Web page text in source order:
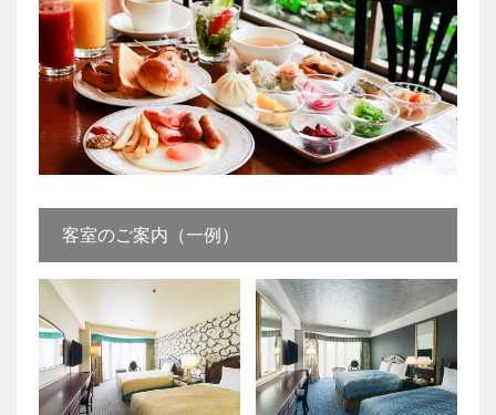
客室のご案内（一例）